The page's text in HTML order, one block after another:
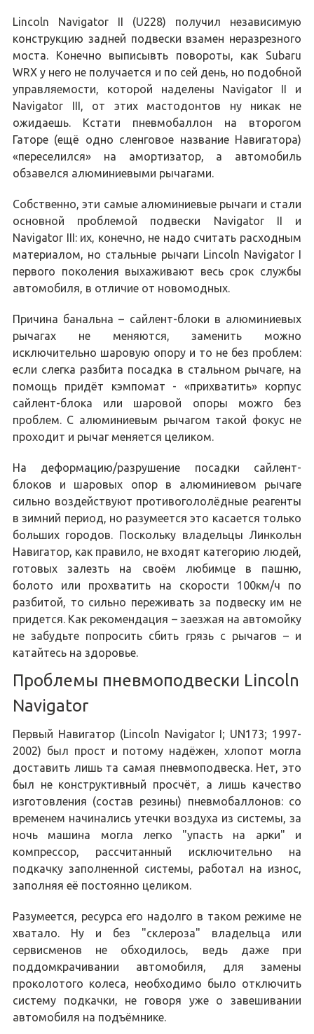
Lincoln Navigator II (U228) получил независимую
конструкцию задней подвески взамен неразрезного
моста. Конечно выписывть повороты, как Subaru
WRX у него не получается и по сей день, но подобной
управляемости, которой наделены Navigator II и
Navigator III, от этих мастодонтов ну никак не
ожидаешь. Кстати пневмобаллон на второгом
Гаторе (ещё одно сленговое название Навигатора)
«переселился» на амортизатор, а автомобиль
обзавелся алюминиевыми рычагами.
Собственно, эти самые алюминиевые рычаги и стали
основной проблемой подвески Navigator II и
Navigator III: их, конечно, не надо считать расходным
материалом, но стальные рычаги Lincoln Navigator I
первого поколения выхаживают весь срок службы
автомобиля, в отличие от новомодных.
Причина банальна – сайлент-блоки в алюминиевых
рычагах не меняются, заменить можно
исключительно шаровую опору и то не без проблем:
если слегка разбита посадка в стальном рычаге, на
помощь придёт кэмпомат - «прихватить» корпус
сайлент-блока или шаровой опоры можго без
проблем. С алюминиевым рычагом такой фокус не
проходит и рычаг меняется целиком.
На деформацию/разрушение посадки сайлент-
блоков и шаровых опор в алюминиевом рычаге
сильно воздействуют противогололёдные реагенты
в зимний период, но разумеется это касается только
больших городов. Поскольку владельцы Линкольн
Навигатор, как правило, не входят категорию людей,
готовых залезть на своём любимце в пашню,
болото или прохватить на скорости 100км/ч по
разбитой, то сильно переживать за подвеску им не
придется. Как рекомендация – заезжая на автомойку
не забудьте попросить сбить грязь с рычагов – и
катайтесь на здоровье.
Проблемы пневмоподвески Lincoln
Navigator
Первый Навигатор (Lincoln Navigator I; UN173; 1997-
2002) был прост и потому надёжен, хлопот могла
доставить лишь та самая пневмоподвеска. Нет, это
был не конструктивный просчёт, а лишь качество
изготовления (состав резины) пневмобаллонов: со
временем начинались утечки воздуха из системы, за
ночь машина могла легко "упасть на арки" и
компрессор, рассчитанный исключительно на
подкачку заполненной системы, работал на износ,
заполняя её постоянно целиком.
Разумеется, ресурса его надолго в таком режиме не
хватало. Ну и без "склероза" владельца или
сервисменов не обходилось, ведь даже при
поддомкрачивании автомобиля, для замены
проколотого колеса, необходимо было отключить
систему подкачки, не говоря уже о завешивании
автомобиля на подъёмнике.